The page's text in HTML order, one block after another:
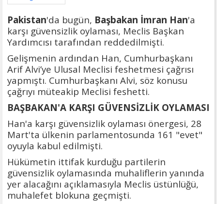
Pakistan'da bugün, Başbakan İmran Han'a
karşı güvensizlik oylaması, Meclis Başkan
Yardımcısı tarafından reddedilmişti.
Gelişmenin ardından Han, Cumhurbaşkanı
Arif Alvi’ye Ulusal Meclisi feshetmesi çağrısı
yapmıştı. Cumhurbaşkanı Alvi, söz konusu
çağrıyı müteakip Meclisi feshetti.
BAŞBAKAN'A KARŞI GÜVENSİZLİK OYLAMASI
Han'a karşı güvensizlik oylaması önergesi, 28
Mart'ta ülkenin parlamentosunda 161 "evet"
oyuyla kabul edilmişti.
Hükümetin ittifak kurduğu partilerin
güvensizlik oylamasında muhaliflerin yanında
yer alacağını açıklamasıyla Meclis üstünlüğü,
muhalefet blokuna geçmişti.